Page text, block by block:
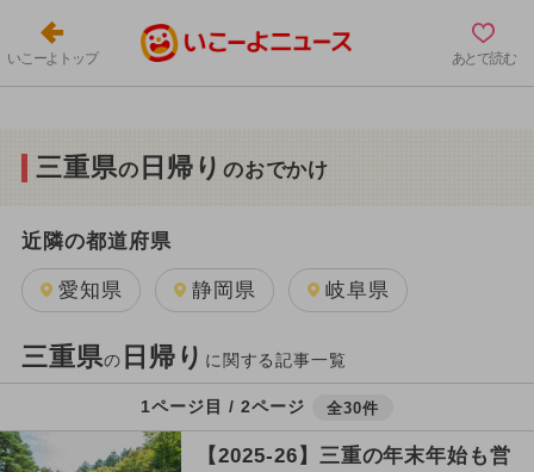
いこーよトップ あとで読む
三重県の 日帰り のおでかけ
近隣の都道府県
愛知県 静岡県 岐阜県
三重県の 日帰り に関する記事一覧
1ページ目 / 2ページ 全30件
【2025-26】三重の年末年始も営